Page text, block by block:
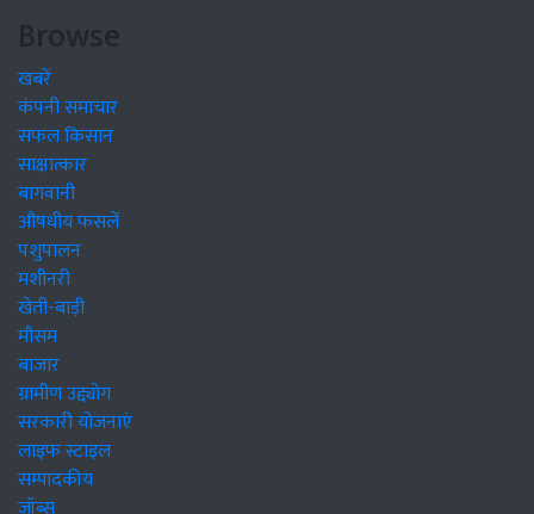
Browse
खबरें
कंपनी समाचार
सफल किसान
साक्षात्कार
बागवानी
औषधीय फसलें
पशुपालन
मशीनरी
खेती-बाड़ी
मौसम
बाजार
ग्रामीण उद्द्योग
सरकारी योजनाएं
लाइफ स्टाइल
सम्पादकीय